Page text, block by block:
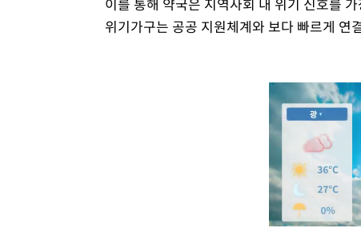
위기가구는 공공 지원체계와 보다 빠르게 연